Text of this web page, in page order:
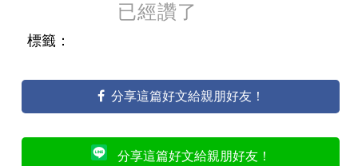
已經讚了
標籤：
分享這篇好文給親朋好友！
分享這篇好文給親朋好友！